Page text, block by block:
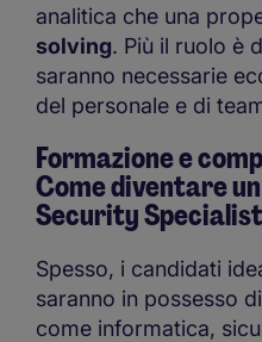
analitica che una
solving. Più il ruolo è
saranno necessarie
del personale e di
Formazione e
Come diventare
Security
Spesso, i candidati
saranno in possesso
come informatica,